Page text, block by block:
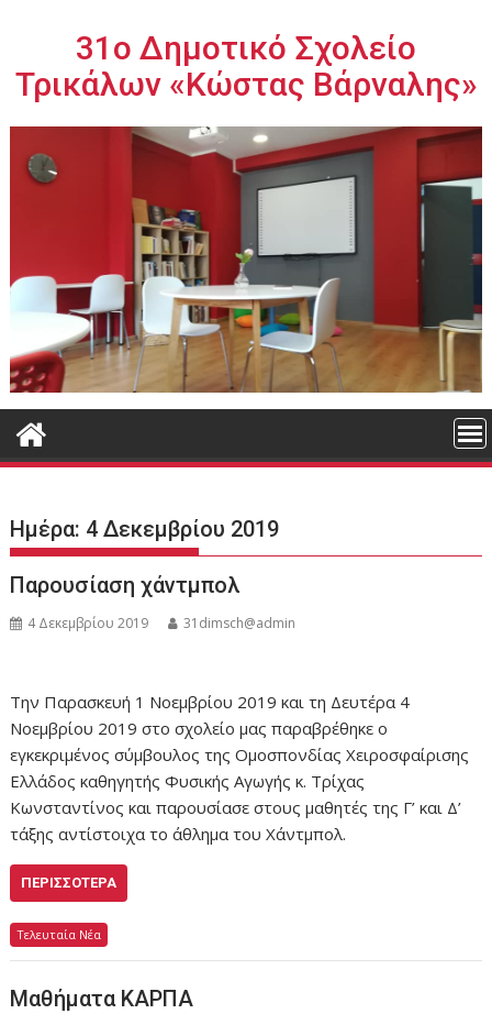
περιεχόμενο31ο Δημοτικό Σχολείο
Τρικάλων «Κώστας Βάρναλης»
Ημέρα: 4 Δεκεμβρίου 2019
Παρουσίαση χάντμπολ
4 Δεκεμβρίου 2019 31dimsch@admin
Την Παρασκευή 1 Νοεμβρίου 2019 και τη Δευτέρα 4
Νοεμβρίου 2019 στο σχολείο μας παραβρέθηκε ο
εγκεκριμένος σύμβουλος της Ομοσπονδίας Χειροσφαίρισης
Ελλάδος καθηγητής Φυσικής Αγωγής κ. Τρίχας
Κωνσταντίνος και παρουσίασε στους μαθητές της Γ’ και Δ’
τάξης αντίστοιχα το άθλημα του Χάντμπολ.
ΠΕΡΙΣΣΌΤΕΡΑ
Τελευταία Νέα
Μαθήματα ΚΑΡΠΑ